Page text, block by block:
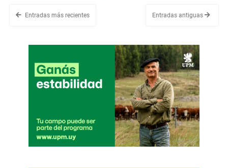
Entradas más recientes Entradas antiguas